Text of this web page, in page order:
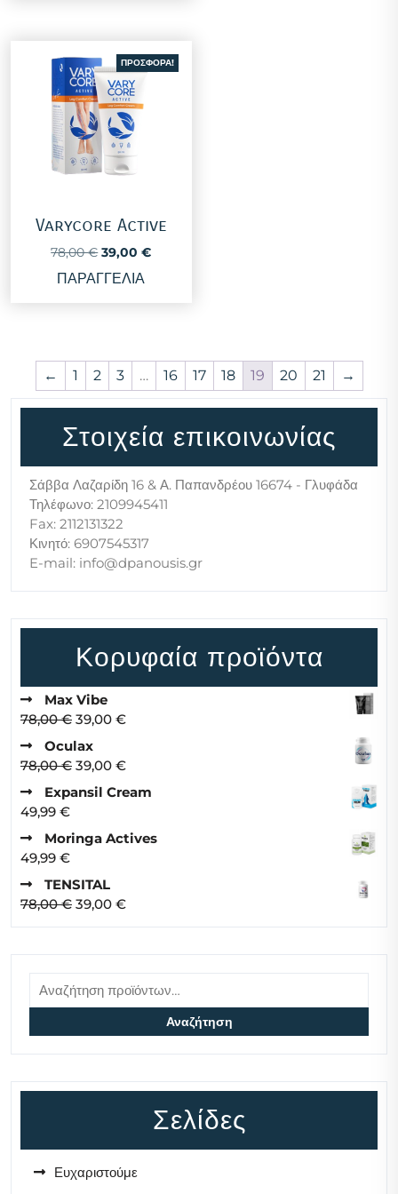
ΠΡΟΣΦΟΡΆ!
Varycore Active
78,00€ Original
price
was:
39,00€Η
ΠΑΡΑΓΓΕΛΙΑ
← 1 2 3 … 16 17 18 19 20 21 →
Στοιχεία επικοινωνίας
Σάββα Λαζαρίδη 16 & Α. Παπανδρέου 16674 - Γλυφάδα
Τηλέφωνο: 2109945411
Fax: 2112131322
Κινητό: 6907545317
E-mail: info@dpanousis.gr
Κορυφαία προϊόντα
Max Vibe
78,00€ Original
price
was:
78,00 €.
39,00 €Η
τιμή
39,00 €.
Oculax
78,00€ Original
price
39,00 €Η
39,00 €.
Expansil Cream
49,99 €
Moringa Actives
49,99 €
TENSITAL
78,00€ Original
price
39,00 €Η
τρέχουσα
39,00 €.
Αναζήτηση
για:
Αναζήτηση
Σελίδες
Ευχαριστούμε